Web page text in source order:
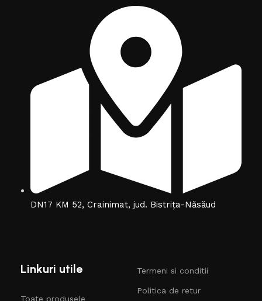
DN17 KM 52, Crainimat, jud. Bistrița-Năsăud
Linkuri utile
Toate produsele
Termeni si conditii
Politica de retur